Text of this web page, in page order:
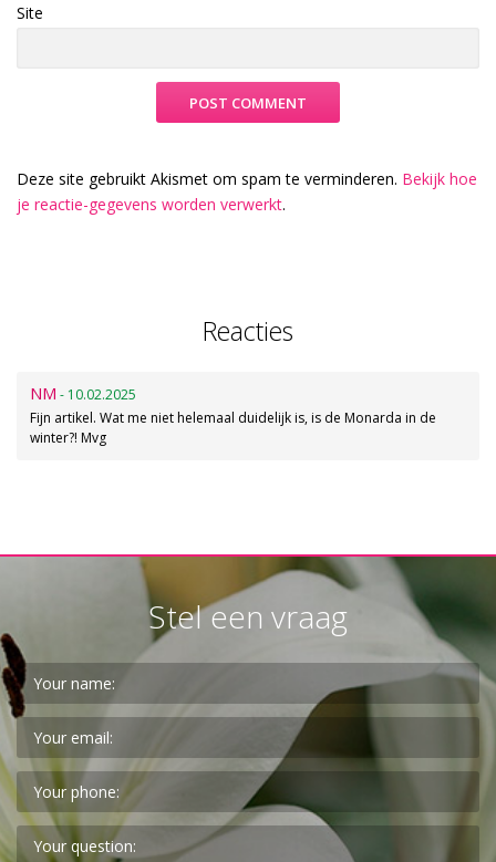
Site
Deze site gebruikt Akismet om spam te verminderen. Bekijk hoe
je reactie-gegevens worden verwerkt.
Reacties
NM - 10.02.2025
Fijn artikel. Wat me niet helemaal duidelijk is, is de Monarda in de
winter?! Mvg
Stel een vraag